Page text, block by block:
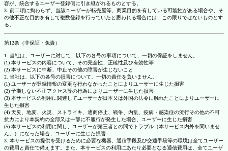
容が、統合するユーザー登録側に引き継がれるものとする。
3. 前二項に拘わらず、当該ユーザーが転売屋等、商業目的を有している可能性がある場合や、そ
の他不正な目的を有して複数登録を行っていたと思われる場合には、この限りではないものとす
る。
第12条（非保証・免責）
1. 当社は、ユーザーに対して、以下の各号の事項について、一切の保証をしません。
(1) 本サービスの内容について、その完全性、正確性及び有効性等
(2) 本サービスに中断、中止その他の障害が生じないこと
2. 当社は、以下の各号の損害について、一切の責任を負いません。
(1) ユーザーが登録情報の変更を行わなかったことによりユーザーに生じた損害
(2) 予期しない不正アクセス等の行為によりユーザーに生じた損害
(3) 本サービスの利用に関連してユーザーが日本又は外国の法令に触れたことによりユーザーに
生じた損害
(4) 天災、地変、火災、ストライキ、通商停止、戦争、内乱、疫病・感染症の流行その他の不可
抗力により本契約の全部又は一部に不履行が発生した場合、ユーザーに生じた損害
(5) 本サービスの利用に関し、ユーザーが第三者との間でトラブル（本サービス内外を問いませ
ん。）になった場合、ユーザーに生じた損害
3. 本サービスの提供を受けるために必要な機器、通信手段及び交通手段等の環境は全てユーザー
の費用と責任で備えます。また、本サービスの利用にあたり必要となる通信費用は、全てユーザ